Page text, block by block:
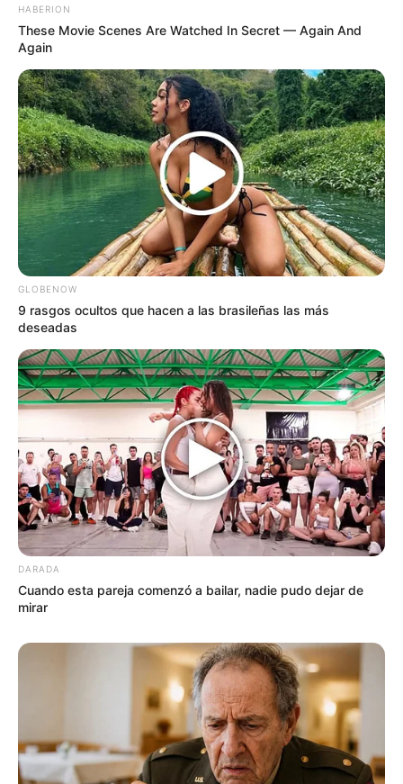
HABERION
These Movie Scenes Are Watched In Secret — Again And
Again
GLOBENOW
9 rasgos ocultos que hacen a las brasileñas las más
deseadas
DARADA
Cuando esta pareja comenzó a bailar, nadie pudo dejar de
mirar